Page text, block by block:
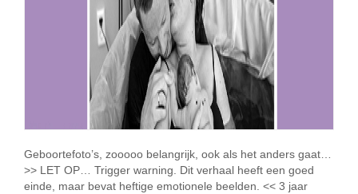
Geboortefoto’s, zooooo belangrijk, ook als het anders gaat…
>> LET OP… Trigger warning. Dit verhaal heeft een goed
einde, maar bevat heftige emotionele beelden. << 3 jaar